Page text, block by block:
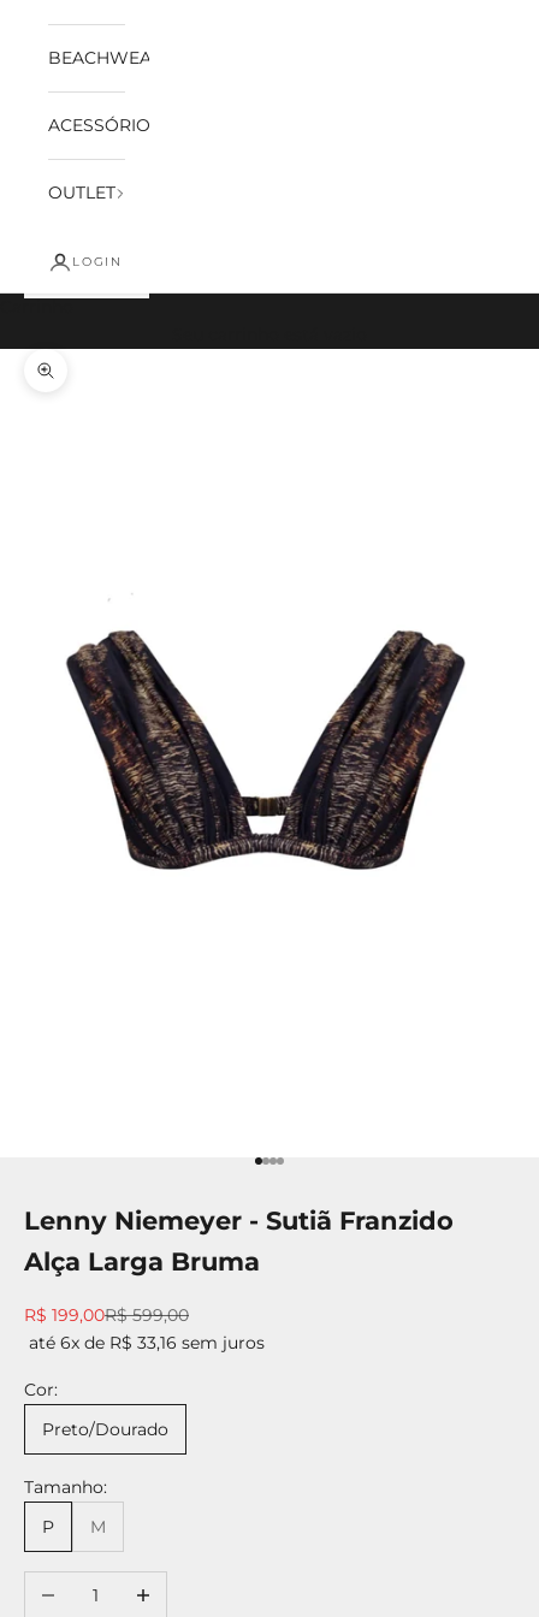
BEACHWEAR
ACESSÓRIOS
OUTLET
LOGIN
Zoom na imagem
Ir para item 1
Ir para item 2
Ir para item 3
Ir para item 4
Lenny Niemeyer - Sutiã Franzido
Alça Larga Bruma
Preço promocional
R$ 199,00Preço normal
R$ 599,00
até 6x de R$ 33,16 sem juros
Cor:
Preto/Dourado
Tamanho:
P
M
Diminuir quantidadeAumentar quantidade